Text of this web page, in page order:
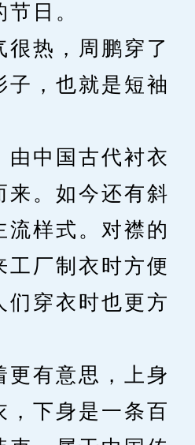
日。
热，周鹏穿了
子，也就是短袖
中国古代衬衣
来。如今还有斜
流样式。对襟的
工厂制衣时方便
们穿衣时也更方
有意思，上身
，下身是一条百